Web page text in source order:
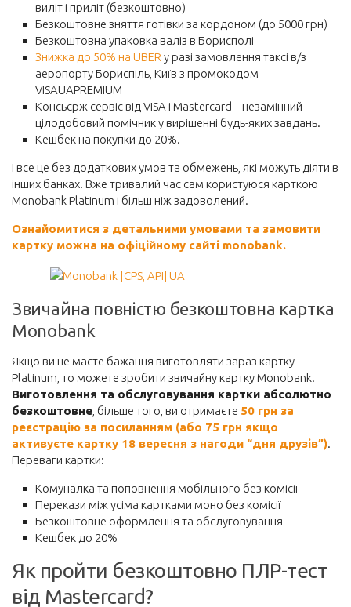
виліт і приліт (безкоштовно)
Безкоштовне зняття готівки за кордоном (до 5000 грн)
Безкоштовна упаковка валіз в Борисполі
Знижка до 50% на UBER у разі замовлення таксі в/з
аеропорту Бориспіль, Київ з промокодом
VISAUAPREMIUM
Консьєрж сервіс від VISA і Mastercard – незамінний
цілодобовий помічник у вирішенні будь-яких завдань.
Кешбек на покупки до 20%.
І все це без додаткових умов та обмежень, які можуть діяти в
інших банках. Вже тривалий час сам користуюся карткою
Monobank Platinum і більш ніж задоволений.
Ознайомитися з детальними умовами та замовити
картку можна на офіційному сайті monobank.
Звичайна повністю безкоштовна картка
Monobank
Якщо ви не маєте бажання виготовляти зараз картку
Platinum, то можете зробити звичайну картку Monobank.
Виготовлення та обслуговування картки абсолютно
безкоштовне , більше того, ви отримаєте 50 грн за
реєстрацію за посиланням (або 75 грн якщо
активуєте картку 18 вересня з нагоди “дня друзів”).
Переваги картки:
Комуналка та поповнення мобільного без комісії
Перекази між усіма картками моно без комісії
Безкоштовне оформлення та обслуговування
Кешбек до 20%
Як пройти безкоштовно ПЛР-тест
від Mastercard?